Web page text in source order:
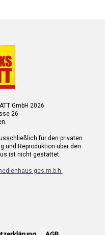
GmbH 2026
26
für den privaten
und Reproduktion über den
ist nicht gestattet.
ges.m.b.h.